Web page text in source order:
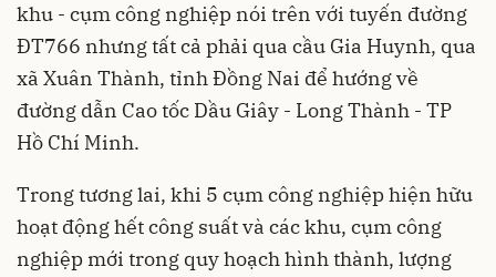
khu - cụm công nghiệp nói trên với tuyến đường
ĐT766 nhưng tất cả phải qua cầu Gia Huynh, qua
xã Xuân Thành, tỉnh Đồng Nai để hướng về
đường dẫn Cao tốc Dầu Giây - Long Thành - TP
Hồ Chí Minh.
Trong tương lai, khi 5 cụm công nghiệp hiện hữu
hoạt động hết công suất và các khu, cụm công
nghiệp mới trong quy hoạch hình thành, lượng